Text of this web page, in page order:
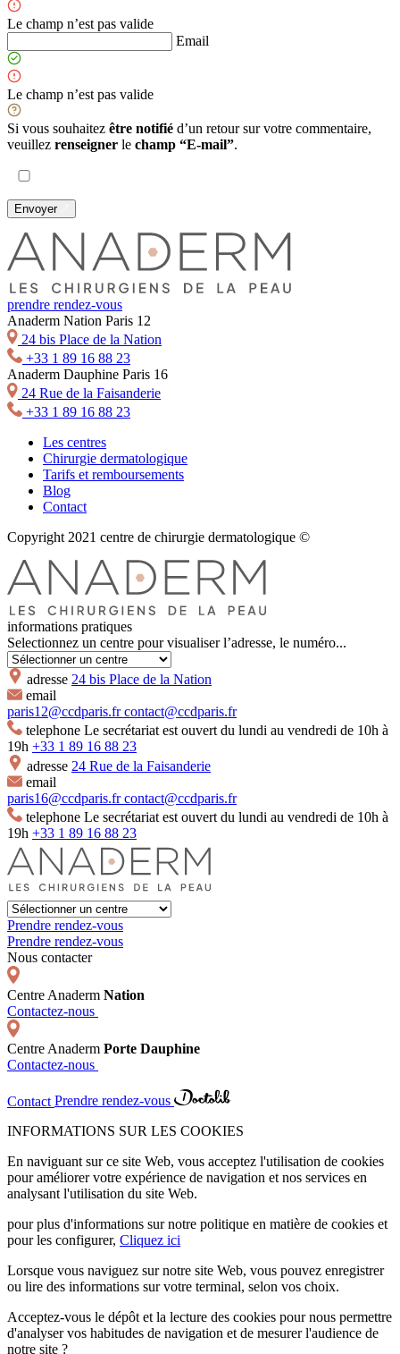
Le champ n’est pas valide
Email
Le champ n’est pas valide
Si vous souhaitez être notifié d’un retour sur votre commentaire,
veuillez renseigner le champ “E-mail”.
Envoyer
prendre rendez-vous
Anaderm Nation Paris 12
24 bis Place de la Nation
+33 1 89 16 88 23
Anaderm Dauphine Paris 16
24 Rue de la Faisanderie
+33 1 89 16 88 23
Les centres
Chirurgie dermatologique
Tarifs et remboursements
Blog
Contact
Copyright 2021 centre de chirurgie dermatologique ©
informations pratiques
Selectionnez un centre pour visualiser l’adresse, le numéro...
adresse 24 bis Place de la Nation
email
paris12@ccdparis.frcontact@ccdparis.fr
telephone Le secrétariat est ouvert du lundi au vendredi de 10h à
19h +33 1 89 16 88 23
adresse 24 Rue de la Faisanderie
email
paris16@ccdparis.frcontact@ccdparis.fr
telephone Le secrétariat est ouvert du lundi au vendredi de 10h à
19h +33 1 89 16 88 23
Prendre rendez-vous
Prendre rendez-vous
Nous contacter
Centre Anaderm Nation
Contactez-nous
Centre Anaderm Porte Dauphine
Contactez-nous
Contact Prendre rendez-vous
INFORMATIONS SUR LES COOKIES
En naviguant sur ce site Web, vous acceptez l'utilisation de cookies
pour améliorer votre expérience de navigation et nos services en
analysant l'utilisation du site Web.
pour plus d'informations sur notre politique en matière de cookies et
pour les configurer, Cliquez ici
Lorsque vous naviguez sur notre site Web, vous pouvez enregistrer
ou lire des informations sur votre terminal, selon vos choix.
Acceptez-vous le dépôt et la lecture des cookies pour nous permettre
d'analyser vos habitudes de navigation et de mesurer l'audience de
notre site ?